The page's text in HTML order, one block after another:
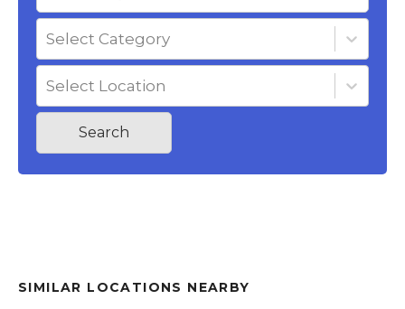
Select Category
Select Location
Search
SIMILAR LOCATIONS NEARBY